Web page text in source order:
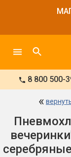
8 800 500-
«